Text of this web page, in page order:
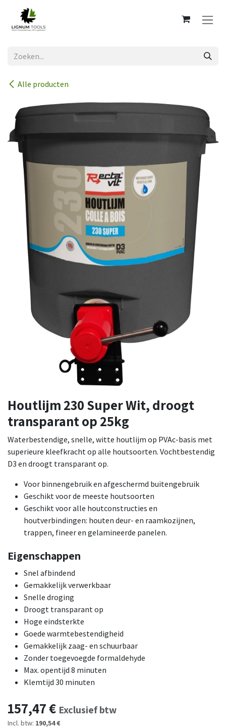
Overslaan naar inhoud
Alle producten
Houtlijm 230 Super Wit, droogt
transparant op 25kg
Waterbestendige, snelle, witte houtlijm op PVAc-basis met
superieure kleefkracht op alle houtsoorten. Vochtbestendig
D3 en droogt transparant op.
Voor binnengebruik en afgeschermd buitengebruik
Geschikt voor de meeste houtsoorten
Geschikt voor alle houtconstructies en
houtverbindingen: houten deur- en raamkozijnen,
trappen, fineer en gelamineerde panelen.
Eigenschappen
Snel afbindend
Gemakkelijk verwerkbaar
Snelle droging
Droogt transparant op
Hoge eindsterkte
Goede warmtebestendigheid
Gemakkelijk zaag- en schuurbaar
Zonder toegevoegde formaldehyde
Max. opentijd 8 minuten
Klemtijd 30 minuten
157,47€ Exclusief btw
Incl. btw: 190,54 €